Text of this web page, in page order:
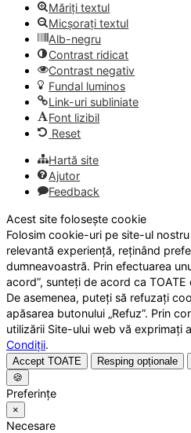
Măriți textul
Micșorați textul
Alb-negru
Contrast ridicat
Contrast negativ
Fundal luminos
Link-uri subliniate
Font lizibil
Reset
Hartă site
Ajutor
Feedback
Acest site folosește cookie
Folosim cookie-uri pe site-ul
relevantă experiență, reținând
dumneavoastră. Prin efectuarea
acord”, sunteți de acord ca
De asemenea, puteți să refuzați
apăsarea butonului „Refuz”. Prin
utilizării Site-ului web vă exprimați
Condiții.
Accept TOATE Resping opționale
🍪
Preferințe
×
Necesare